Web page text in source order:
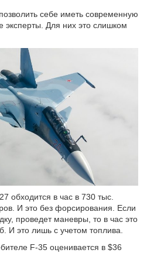
себе иметь современную
эксперты. Для них это слишком
обходится в час в 730 тыс.
И это без форсирования. Если
проведет маневры, то в час это
И это лишь с учетом топлива.
F-35 оценивается в $36